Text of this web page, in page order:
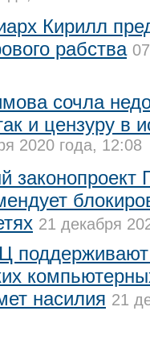
Кирилл
рабства
сочла
и цензуру в
2020 года, 12:08
законопроект
21 декабря
насилия 21